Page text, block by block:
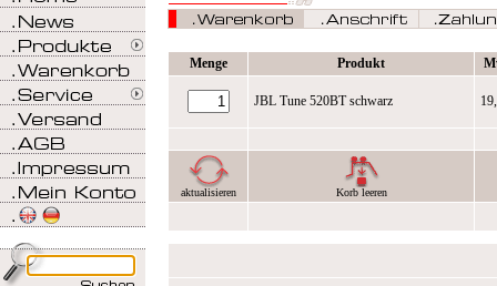
Menge Produkt
JBL Tune 520BT schwarz
aktualisieren Korb leeren